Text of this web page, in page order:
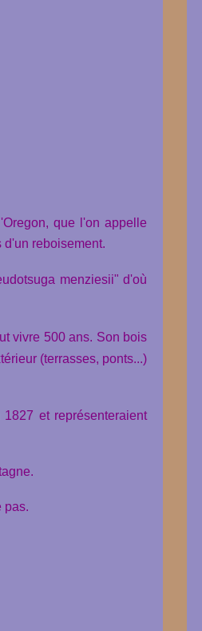
que l'on appelle
reboisement.
menziesii" d'où
vivre 500 ans. Son bois
(terrasses, ponts...)
et représenteraient
pas.